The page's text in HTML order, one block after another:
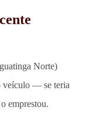
Norte)
veículo — se teria
emprestou.